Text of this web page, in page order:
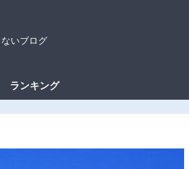
いブログ
ランキング